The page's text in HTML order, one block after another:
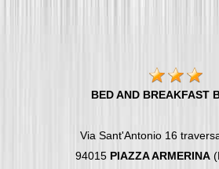
BED AND BREAKFAST
Via Sant'Antonio 16
94015 PIAZZA ARMERINA